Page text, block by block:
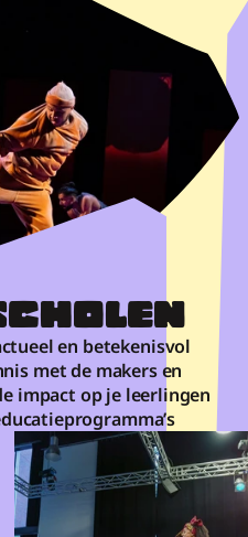
en betekenisvol
met de makers en
impact op je leerlingen